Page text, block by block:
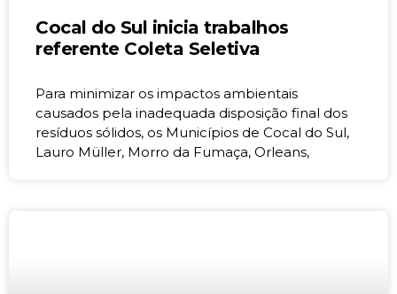
Cocal do Sul inicia trabalhos
referente Coleta Seletiva
Para minimizar os impactos ambientais
causados pela inadequada disposição final dos
resíduos sólidos, os Municípios de Cocal do Sul,
Lauro Müller, Morro da Fumaça, Orleans,